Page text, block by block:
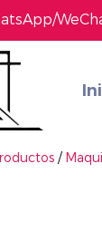
/